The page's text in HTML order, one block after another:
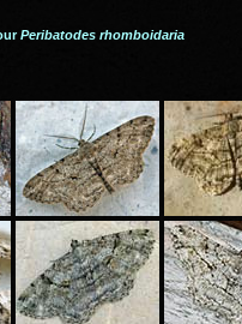
Peribatodes rhomboidaria